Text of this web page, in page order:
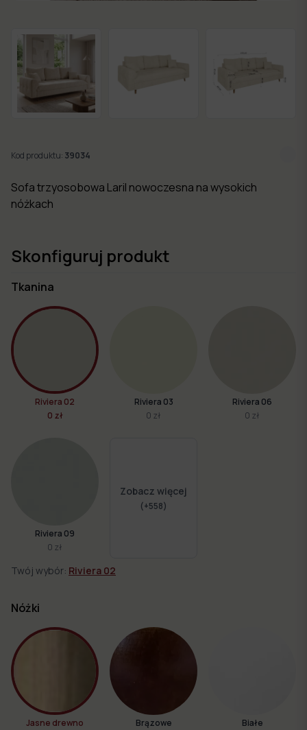
dni
Nowości
Kolekcje
mebli
Kod produktu: 39034
Sofa trzyosobowa Laril nowoczesna na wysokich
nóżkach
Skonfiguruj produkt
Tkanina
Riviera 02
0 zł
Riviera 03
0 zł
Riviera 06
0 zł
Riviera 09
0 zł
Zobacz więcej
(+558)
Twój wybór: Riviera 02
Nóżki
Jasne drewno
Brązowe
Białe